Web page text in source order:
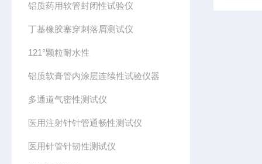
铝质药用软管封闭性试验仪
丁基橡胶塞穿刺落屑测试仪
121°颗粒耐水性
铝质软膏管内涂层连续性试验仪器
多通道气密性测试仪
医用注射针针管通畅性测试仪
医用针管针韧性测试仪